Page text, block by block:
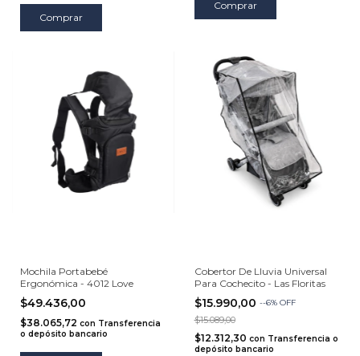
Comprar
Mochila Portabebé
Ergonómica - 4012 Love
$49.436,00
$38.065,72 con Transferencia
o depósito bancario
Cobertor De Lluvia Universal
Para Cochecito - Las Floritas
$15.990,00 --6% OFF
$15.089,00
$12.312,30 con Transferencia o
depósito bancario